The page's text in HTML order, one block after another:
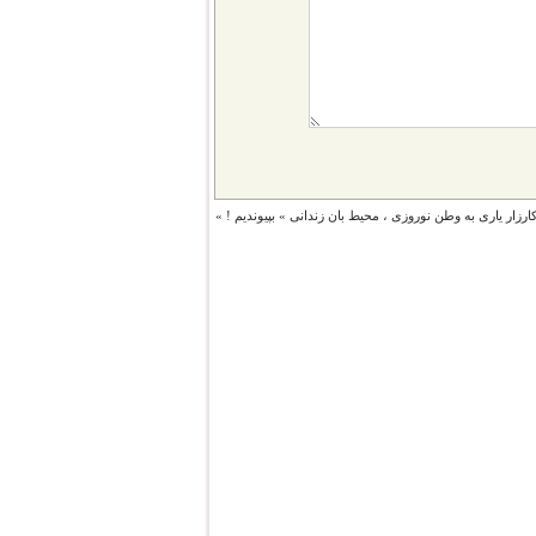
یاری به وطن نوروزی ، محیط بان زندانی » بپیوندیم ! »